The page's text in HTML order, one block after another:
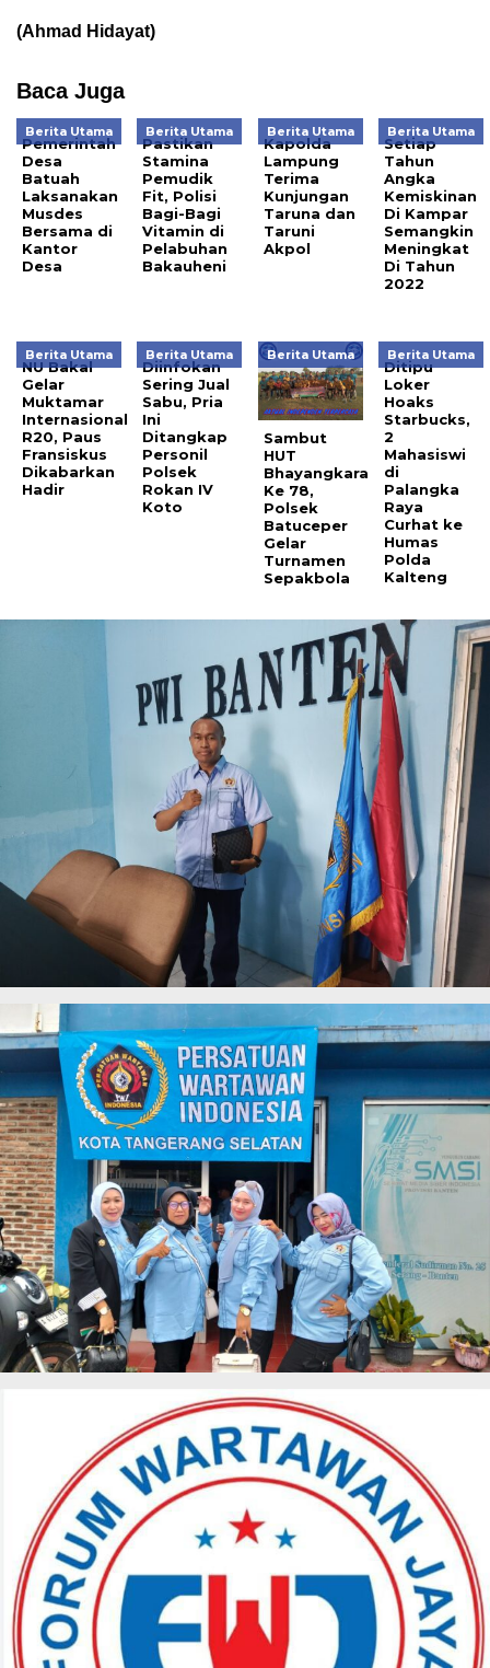
(Ahmad Hidayat)
Baca Juga
Berita Utama
Pemerintah
Desa
Batuah
Laksanakan
Musdes
Bersama di
Kantor
Desa
Berita Utama
Pastikan
Stamina
Pemudik
Fit, Polisi
Bagi-Bagi
Vitamin di
Pelabuhan
Bakauheni
Berita Utama
Kapolda
Lampung
Terima
Kunjungan
Taruna dan
Taruni
Akpol
Berita Utama
Setiap
Tahun
Angka
Kemiskinan
Di Kampar
Semangkin
Meningkat
Di Tahun
2022
Berita Utama
NU Bakal
Gelar
Muktamar
Internasional
R20, Paus
Fransiskus
Dikabarkan
Hadir
Berita Utama
Diinfokan
Sering Jual
Sabu, Pria
Ini
Ditangkap
Personil
Polsek
Rokan IV
Koto
Berita Utama
Sambut
HUT
Bhayangkara
Ke 78,
Polsek
Batuceper
Gelar
Turnamen
Sepakbola
Berita Utama
Ditipu
Loker
Hoaks
Starbucks,
2
Mahasiswi
di
Palangka
Raya
Curhat ke
Humas
Polda
Kalteng